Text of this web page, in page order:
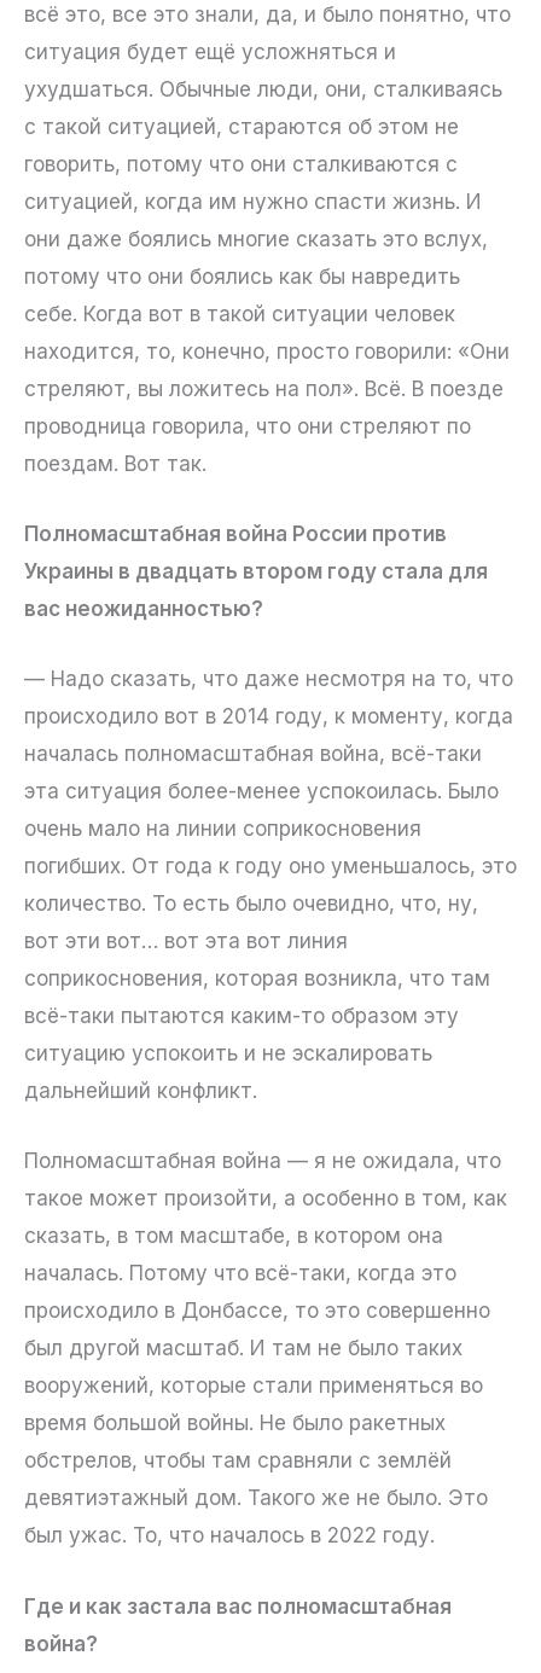
всё это, все это знали, да, и было понятно, что
ситуация будет ещё усложняться и
ухудшаться. Обычные люди, они, сталкиваясь
с такой ситуацией, стараются об этом не
говорить, потому что они сталкиваются с
ситуацией, когда им нужно спасти жизнь. И
они даже боялись многие сказать это вслух,
потому что они боялись как бы навредить
себе. Когда вот в такой ситуации человек
находится, то, конечно, просто говорили: «Они
стреляют, вы ложитесь на пол». Всё. В поезде
проводница говорила, что они стреляют по
поездам. Вот так.
Полномасштабная война России против
Украины в двадцать втором году стала для
вас неожиданностью?
— Надо сказать, что даже несмотря на то, что
происходило вот в 2014 году, к моменту, когда
началась полномасштабная война, всё-таки
эта ситуация более-менее успокоилась. Было
очень мало на линии соприкосновения
погибших. От года к году оно уменьшалось, это
количество. То есть было очевидно, что, ну,
вот эти вот… вот эта вот линия
соприкосновения, которая возникла, что там
всё-таки пытаются каким-то образом эту
ситуацию успокоить и не эскалировать
дальнейший конфликт.
Полномасштабная война — я не ожидала, что
такое может произойти, а особенно в том, как
сказать, в том масштабе, в котором она
началась. Потому что всё-таки, когда это
происходило в Донбассе, то это совершенно
был другой масштаб. И там не было таких
вооружений, которые стали применяться во
время большой войны. Не было ракетных
обстрелов, чтобы там сравняли с землёй
девятиэтажный дом. Такого же не было. Это
был ужас. То, что началось в 2022 году.
Где и как застала вас полномасштабная
война?